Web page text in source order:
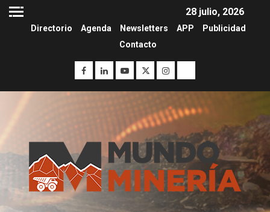
28 julio, 2026
Directorio Agenda Newsletters APP
Publicidad
Contacto